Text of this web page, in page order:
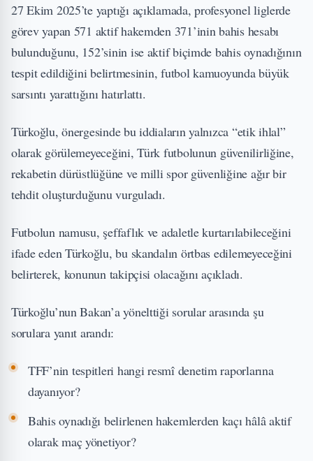
27 Ekim 2025’te yaptığı açıklamada, profesyonel liglerde
görev yapan 571 aktif hakemden 371’inin bahis hesabı
bulunduğunu, 152’sinin ise aktif biçimde bahis oynadığının
tespit edildiğini belirtmesinin, futbol kamuoyunda büyük
sarsıntı yarattığını hatırlattı.
Türkoğlu, önergesinde bu iddiaların yalnızca “etik ihlal”
olarak görülemeyeceğini, Türk futbolunun güvenilirliğine,
rekabetin dürüstlüğüne ve milli spor güvenliğine ağır bir
tehdit oluşturduğunu vurguladı.
Futbolun namusu, şeffaflık ve adaletle kurtarılabileceğini
ifade eden Türkoğlu, bu skandalın örtbas edilemeyeceğini
belirterek, konunun takipçisi olacağını açıkladı.
Türkoğlu’nun Bakan’a yönelttiği sorular arasında şu
sorulara yanıt arandı:
TFF’nin tespitleri hangi resmî denetim raporlarına
dayanıyor?
Bahis oynadığı belirlenen hakemlerden kaçı hâlâ aktif
olarak maç yönetiyor?